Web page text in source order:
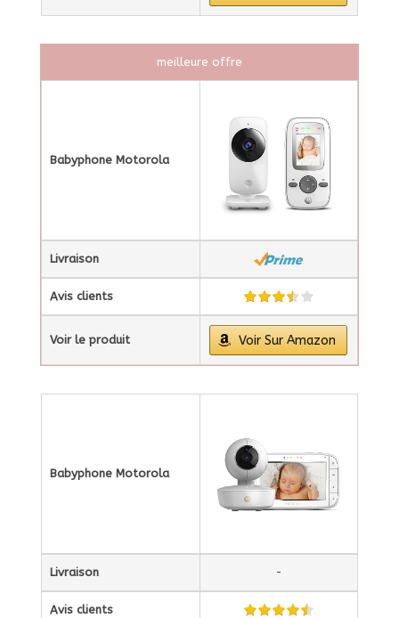
meilleure offre
Babyphone Motorola
Livraison
Avis clients
Voir le produit Voir Sur Amazon
Babyphone Motorola
Livraison -
Avis clients